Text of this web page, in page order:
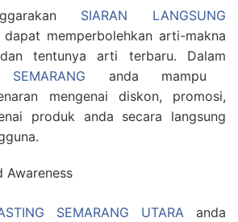
SIARAN LANGSUNG
dapat memperbolehkan arti-makna
tentunya arti terbaru. Dalam
SEMARANG anda mampu
mengenai diskon, promosi,
produk anda secara langsung
Awareness
SEMARANG UTARA anda